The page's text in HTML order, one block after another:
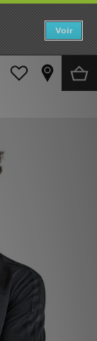
Voir
T-Shirts et Polos